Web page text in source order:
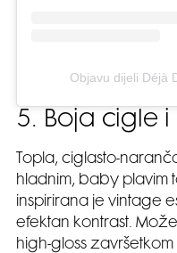
Objavu dijeli Déjà
5. Boja cigle
Topla, ciglasto-
hladnim, baby plavim
inspirirana je vintage
efektan kontrast.
high-gloss